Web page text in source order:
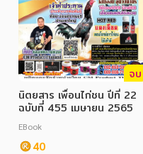
จบ
นิตยสาร เพื่อนไก่ชน ปีที่ 22
ฉบับที่ 455 เมษายน 2565
EBook
40